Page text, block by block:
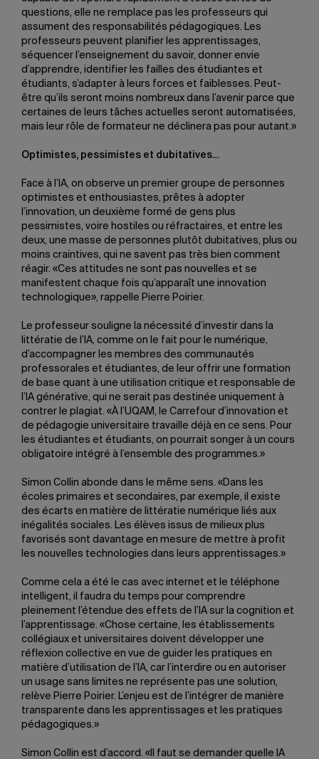
questions, elle ne remplace pas les professeurs qui
assument des responsabilités pédagogiques. Les
professeurs peuvent planifier les apprentissages,
séquencer l’enseignement du savoir, donner envie
d’apprendre, identifier les failles des étudiantes et
étudiants, s’adapter à leurs forces et faiblesses. Peut-
être qu’ils seront moins nombreux dans l’avenir parce que
certaines de leurs tâches actuelles seront automatisées,
mais leur rôle de formateur ne déclinera pas pour autant.»
Optimistes, pessimistes et dubitatives…
Face à l’IA, on observe un premier groupe de personnes
optimistes et enthousiastes, prêtes à adopter
l’innovation, un deuxième formé de gens plus
pessimistes, voire hostiles ou réfractaires, et entre les
deux, une masse de personnes plutôt dubitatives, plus ou
moins craintives, qui ne savent pas très bien comment
réagir. «Ces attitudes ne sont pas nouvelles et se
manifestent chaque fois qu’apparaît une innovation
technologique», rappelle Pierre Poirier.
Le professeur souligne la nécessité d’investir dans la
littératie de l’IA, comme on le fait pour le numérique,
d’accompagner les membres des communautés
professorales et étudiantes, de leur offrir une formation
de base quant à une utilisation critique et responsable de
l’IA générative, qui ne serait pas destinée uniquement à
contrer le plagiat. «À l’UQAM, le Carrefour d’innovation et
de pédagogie universitaire travaille déjà en ce sens. Pour
les étudiantes et étudiants, on pourrait songer à un cours
obligatoire intégré à l’ensemble des programmes.»
Simon Collin abonde dans le même sens. «Dans les
écoles primaires et secondaires, par exemple, il existe
des écarts en matière de littératie numérique liés aux
inégalités sociales. Les élèves issus de milieux plus
favorisés sont davantage en mesure de mettre à profit
les nouvelles technologies dans leurs apprentissages.»
Comme cela a été le cas avec internet et le téléphone
intelligent, il faudra du temps pour comprendre
pleinement l’étendue des effets de l’IA sur la cognition et
l’apprentissage. «Chose certaine, les établissements
collégiaux et universitaires doivent développer une
réflexion collective en vue de guider les pratiques en
matière d’utilisation de l’IA, car l’interdire ou en autoriser
un usage sans limites ne représente pas une solution,
relève Pierre Poirier. L’enjeu est de l’intégrer de manière
transparente dans les apprentissages et les pratiques
pédagogiques.»
Simon Collin est d’accord. «Il faut se demander quelle IA